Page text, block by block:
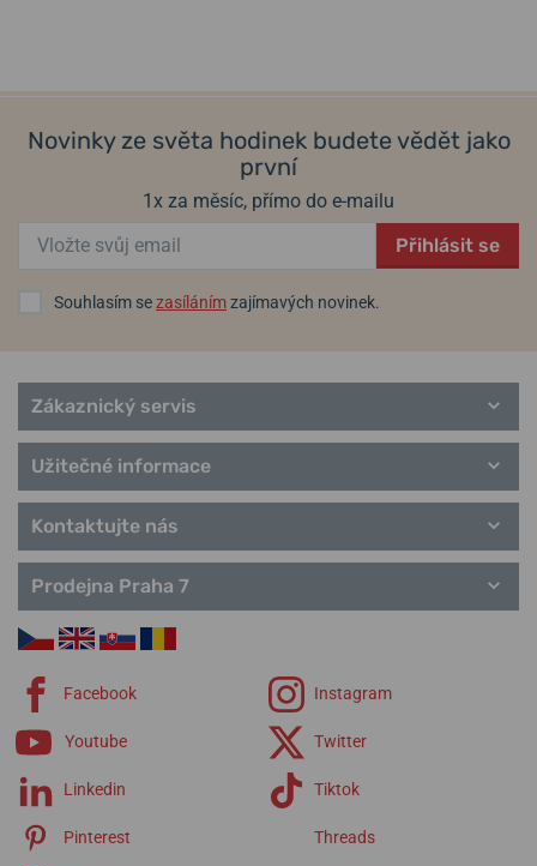
Novinky ze světa hodinek budete vědět jako
první
1x za měsíc, přímo do e-mailu
Přihlásit se
Souhlasím sezasílánímzajímavých novinek.
Zákaznický servis
Užitečné informace
Kontaktujte nás
Prodejna Praha 7
Facebook Instagram
Youtube Twitter
Linkedin Tiktok
Pinterest Threads